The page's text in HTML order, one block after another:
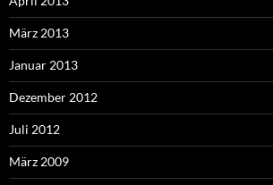
März 2013
Januar 2013
Dezember 2012
Juli 2012
März 2009